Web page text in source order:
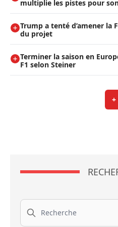
multiplie les pistes pour
Trump a tenté d’amener la
du projet
Terminer la saison en
F1 selon Steiner
+
Recherche